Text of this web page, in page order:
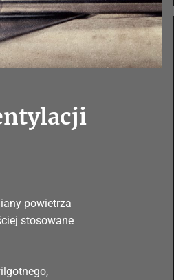
powietrza
stosowane